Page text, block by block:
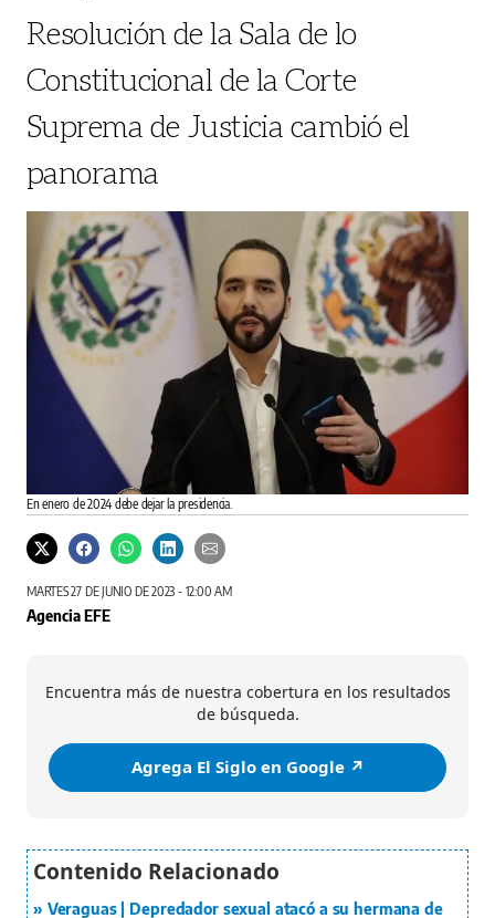
Resolución de la Sala de lo
Constitucional de la Corte
Suprema de Justicia cambió el
panorama
En enero de 2024 debe dejar la presidencia.
MARTES 27 DE JUNIO DE 2023 - 12:00 AM
Agencia EFE
Encuentra más de nuestra cobertura en los resultados
de búsqueda.
Agrega El Siglo en Google ↗️
Veraguas | Depredador sexual atacó a su hermana de